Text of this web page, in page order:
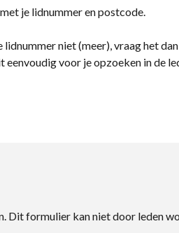
je lidnummer en postcode.
lidnummer niet (meer), vraag het
eenvoudig voor je opzoeken in de
formulier kan niet door leden